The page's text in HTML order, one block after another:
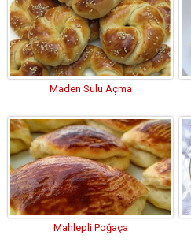
Maden Sulu Açma
Mahlepli Poğaça